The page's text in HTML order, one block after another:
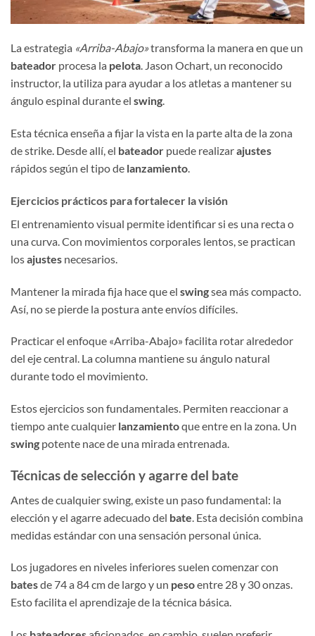
La estrategia «Arriba-Abajo»transforma la manera en que un
bateador procesa la pelota. Jason Ochart, un reconocido
instructor, la utiliza para ayudar a los atletas a mantener su
ángulo espinal durante el swing.
Esta técnica enseña a fijar la vista en la parte alta de la zona
de strike. Desde allí, el bateador puede realizarajustes
rápidos según el tipo de lanzamiento.
Ejercicios prácticos para fortalecer la visión
El entrenamiento visual permite identificar si es una recta o
una curva. Con movimientos corporales lentos, se practican
losajustes necesarios.
Mantener la mirada fija hace que el swingsea más compacto.
Así, no se pierde la postura ante envíos difíciles.
Practicar el enfoque «Arriba-Abajo» facilita rotar alrededor
del eje central. La columna mantiene su ángulo natural
durante todo el movimiento.
Estos ejercicios son fundamentales. Permiten reaccionar a
tiempo ante cualquier lanzamientoque entre en la zona. Un
swing potente nace de una mirada entrenada.
Técnicas de selección y agarre del bate
Antes de cualquier swing, existe un paso fundamental: la
elección y el agarre adecuado del bate . Esta decisión combina
medidas estándar con una sensación personal única.
Los jugadores en niveles inferiores suelen comenzar con
batesde 74 a 84 cm de largo y un pesoentre 28 y 30 onzas.
Esto facilita el aprendizaje de la técnica básica.